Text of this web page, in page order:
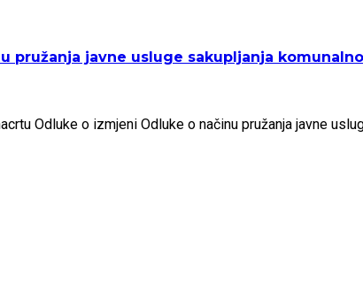
pružanja javne usluge sakupljanja
Odluke o izmjeni Odluke o načinu pružanja javne